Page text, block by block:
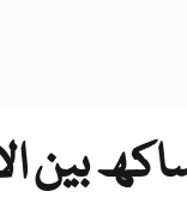
بین